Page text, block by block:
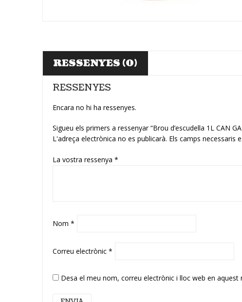
RESSENYES (0)
RESSENYES
Encara no hi ha ressenyes.
Sigueu els primers a ressenyar “Brou d’escudella 1L CAN
L'adreça electrònica no es publicarà. Els camps necessaris
La vostra ressenya *
Nom *
Correu electrònic *
Desa el meu nom, correu electrònic i lloc web en